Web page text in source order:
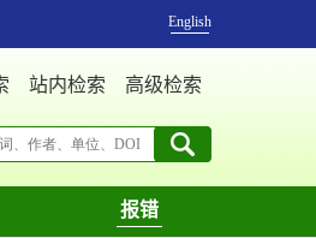
English
站内检索 高级检索
报错